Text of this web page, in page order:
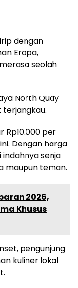
dengan
Eropa,
seolah
North Quay
Rp10.000 per
Dengan harga
senja
maupun teman.
2026,
Khusus
pengunjung
kuliner lokal